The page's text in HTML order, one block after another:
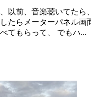
以前、音楽聴いてたら
たらメーターパネル画
てもらって、 でもハ...